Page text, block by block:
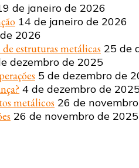
de janeiro de 2026
14 de janeiro de 2026
2026
estruturas metálicas 25 de
dezembro de 2025
5 de dezembro de
4 de dezembro de 2025
metálicos 26 de
26 de novembro de 2025